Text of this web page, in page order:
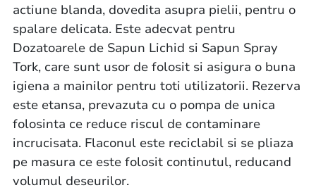
actiune blanda, dovedita asupra pielii, pentru o
spalare delicata. Este adecvat pentru
Dozatoarele de Sapun Lichid si Sapun Spray
Tork, care sunt usor de folosit si asigura o buna
igiena a mainilor pentru toti utilizatorii. Rezerva
este etansa, prevazuta cu o pompa de unica
folosinta ce reduce riscul de contaminare
incrucisata. Flaconul este reciclabil si se pliaza
pe masura ce este folosit continutul, reducand
volumul deseurilor.